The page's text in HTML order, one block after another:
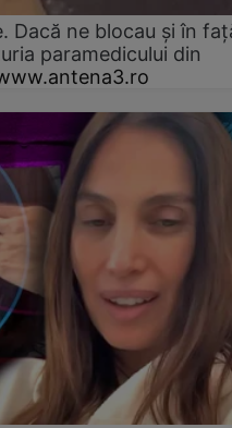
Dacă ne blocau şi în
paramedicului din